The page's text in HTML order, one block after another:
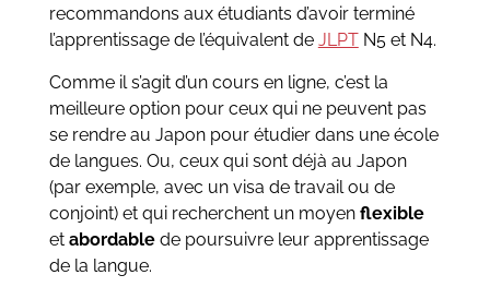
recommandons aux étudiants d’avoir terminé
l’apprentissage de l’équivalent de JLPTN5 et N4.
Comme il s’agit d’un cours en ligne, c’est la
meilleure option pour ceux qui ne peuvent pas
se rendre au Japon pour étudier dans une école
de langues. Ou, ceux qui sont déjà au Japon
(par exemple, avec un visa de travail ou de
conjoint) et qui recherchent un moyen flexible
et abordablede poursuivre leur apprentissage
de la langue.